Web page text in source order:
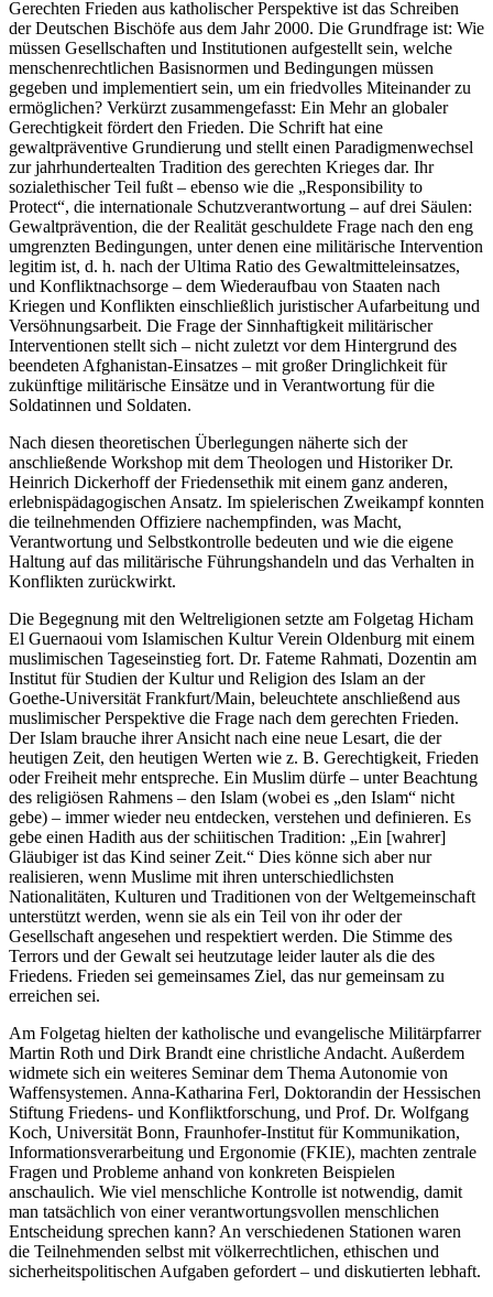
Gerechten Frieden aus katholischer Perspektive ist das Schreiben
der Deutschen Bischöfe aus dem Jahr 2000. Die Grundfrage ist: Wie
müssen Gesellschaften und Institutionen aufgestellt sein, welche
menschenrechtlichen Basisnormen und Bedingungen müssen
gegeben und implementiert sein, um ein friedvolles Miteinander zu
ermöglichen? Verkürzt zusammengefasst: Ein Mehr an globaler
Gerechtigkeit fördert den Frieden. Die Schrift hat eine
gewaltpräventive Grundierung und stellt einen Paradigmenwechsel
zur jahrhundertealten Tradition des gerechten Krieges dar. Ihr
sozialethischer Teil fußt – ebenso wie die „Responsibility to
Protect“, die internationale Schutzverantwortung – auf drei Säulen:
Gewaltprävention, die der Realität geschuldete Frage nach den eng
umgrenzten Bedingungen, unter denen eine militärische Intervention
legitim ist, d. h. nach der Ultima Ratio des Gewaltmitteleinsatzes,
und Konfliktnachsorge – dem Wiederaufbau von Staaten nach
Kriegen und Konflikten einschließlich juristischer Aufarbeitung und
Versöhnungsarbeit. Die Frage der Sinnhaftigkeit militärischer
Interventionen stellt sich – nicht zuletzt vor dem Hintergrund des
beendeten Afghanistan-Einsatzes – mit großer Dringlichkeit für
zukünftige militärische Einsätze und in Verantwortung für die
Soldatinnen und Soldaten.
Nach diesen theoretischen Überlegungen näherte sich der
anschließende Workshop mit dem Theologen und Historiker Dr.
Heinrich Dickerhoff der Friedensethik mit einem ganz anderen,
erlebnispädagogischen Ansatz. Im spielerischen Zweikampf konnten
die teilnehmenden Offiziere nachempfinden, was Macht,
Verantwortung und Selbstkontrolle bedeuten und wie die eigene
Haltung auf das militärische Führungshandeln und das Verhalten in
Konflikten zurückwirkt.
Die Begegnung mit den Weltreligionen setzte am Folgetag Hicham
El Guernaoui vom Islamischen Kultur Verein Oldenburg mit einem
muslimischen Tageseinstieg fort. Dr. Fateme Rahmati, Dozentin am
Institut für Studien der Kultur und Religion des Islam an der
Goethe-Universität Frankfurt/Main, beleuchtete anschließend aus
muslimischer Perspektive die Frage nach dem gerechten Frieden.
Der Islam brauche ihrer Ansicht nach eine neue Lesart, die der
heutigen Zeit, den heutigen Werten wie z. B. Gerechtigkeit, Frieden
oder Freiheit mehr entspreche. Ein Muslim dürfe – unter Beachtung
des religiösen Rahmens – den Islam (wobei es „den Islam“ nicht
gebe) – immer wieder neu entdecken, verstehen und definieren. Es
gebe einen Hadith aus der schiitischen Tradition: „Ein [wahrer]
Gläubiger ist das Kind seiner Zeit.“ Dies könne sich aber nur
realisieren, wenn Muslime mit ihren unterschiedlichsten
Nationalitäten, Kulturen und Traditionen von der Weltgemeinschaft
unterstützt werden, wenn sie als ein Teil von ihr oder der
Gesellschaft angesehen und respektiert werden. Die Stimme des
Terrors und der Gewalt sei heutzutage leider lauter als die des
Friedens. Frieden sei gemeinsames Ziel, das nur gemeinsam zu
erreichen sei.
Am Folgetag hielten der katholische und evangelische Militärpfarrer
Martin Roth und Dirk Brandt eine christliche Andacht. Außerdem
widmete sich ein weiteres Seminar dem Thema Autonomie von
Waffensystemen. Anna-Katharina Ferl, Doktorandin der Hessischen
Stiftung Friedens- und Konfliktforschung, und Prof. Dr. Wolfgang
Koch, Universität Bonn, Fraunhofer-Institut für Kommunikation,
Informationsverarbeitung und Ergonomie (FKIE), machten zentrale
Fragen und Probleme anhand von konkreten Beispielen
anschaulich. Wie viel menschliche Kontrolle ist notwendig, damit
man tatsächlich von einer verantwortungsvollen menschlichen
Entscheidung sprechen kann? An verschiedenen Stationen waren
die Teilnehmenden selbst mit völkerrechtlichen, ethischen und
sicherheitspolitischen Aufgaben gefordert – und diskutierten lebhaft.